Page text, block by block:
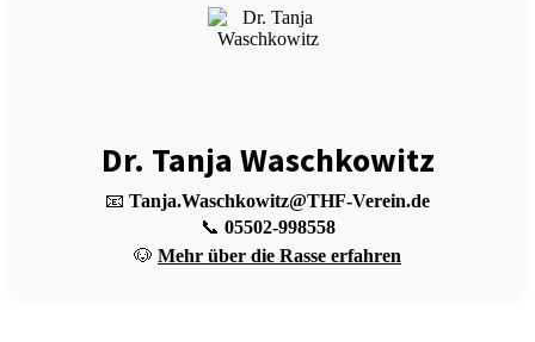
Dr. Tanja Waschkowitz
📧 Tanja.Waschkowitz@THF-Verein.de
📞 05502-998558
🐶 Mehr über die Rasse erfahren